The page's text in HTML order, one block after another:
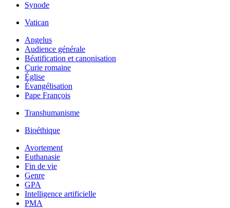
Synode
Vatican
Angelus
Audience générale
Béatification et canonisation
Curie romaine
Église
Évangélisation
Pape François
Transhumanisme
Bioéthique
Avortement
Euthanasie
Fin de vie
Genre
GPA
Intelligence artificielle
PMA